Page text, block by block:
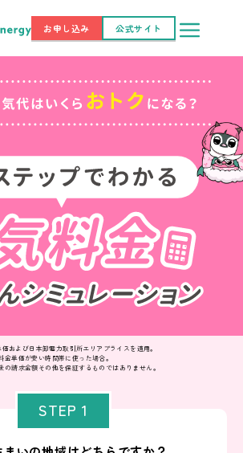
お申し込み 公式サイト
および日本卸電力取引所エリアプライスを適用。
単価が安い時間帯に使った場合。
請求金額その他を保証するものではありません。
STEP 1